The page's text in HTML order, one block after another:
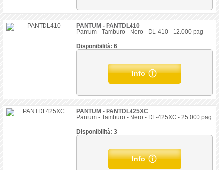
PANTUM - PANTDL410
Pantum - Tamburo - Nero - DL-410 - 12.000 pag
Disponibilità: 6
Info
PANTUM - PANTDL425XC
Pantum - Tamburo - Nero - DL-425XC - 25.000 pag
Disponibilità: 3
Info